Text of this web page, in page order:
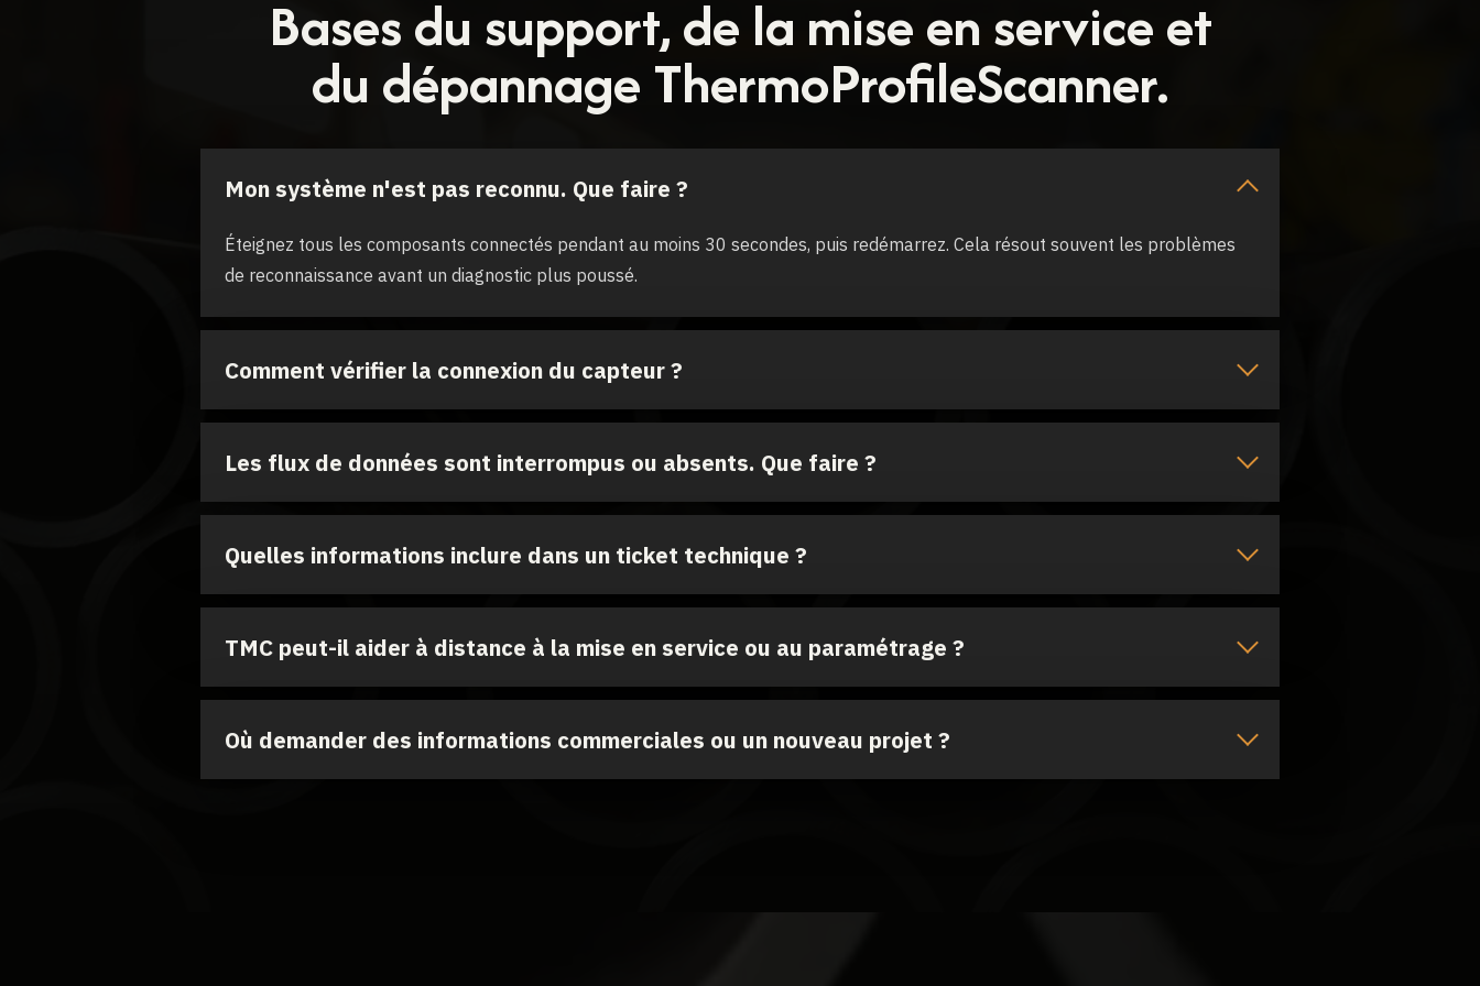
Bases du support, de la mise en service et
du dépannage ThermoProfileScanner.
Mon système n'est pas reconnu. Que faire ?
Éteignez tous les composants connectés pendant au moins 30 secondes, puis redémarrez. Cela résout souvent les problèmes
de reconnaissance avant un diagnostic plus poussé.
Comment vérifier la connexion du capteur ?
Les flux de données sont interrompus ou absents. Que faire ?
Quelles informations inclure dans un ticket technique ?
TMC peut-il aider à distance à la mise en service ou au paramétrage ?
Où demander des informations commerciales ou un nouveau projet ?